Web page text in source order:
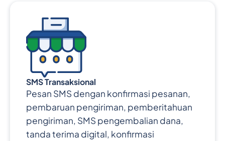
SMS Transaksional
Pesan SMS dengan konfirmasi pesanan,
pembaruan pengiriman, pemberitahuan
pengiriman, SMS pengembalian dana,
tanda terima digital, konfirmasi